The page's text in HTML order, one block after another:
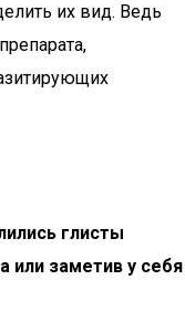
их вид. Ведь
глисты
или заметив у себя